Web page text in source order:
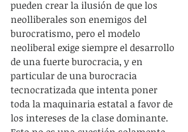
pueden crear la ilusión de que los
neolliberales son enemigos del
burocratismo, pero el modelo
neoliberal exige siempre el desarrollo
de una fuerte burocracia, y en
particular de una burocracia
tecnocratizada que intenta poner
toda la maquinaria estatal a favor de
los intereses de la clase dominante.